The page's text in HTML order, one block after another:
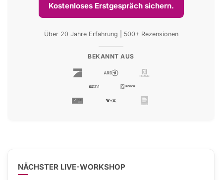
Kostenloses Erstgespräch sichern.
Über 20 Jahre Erfahrung | 500+ Rezensionen
BEKANNT AUS
NÄCHSTER LIVE-WORKSHOP